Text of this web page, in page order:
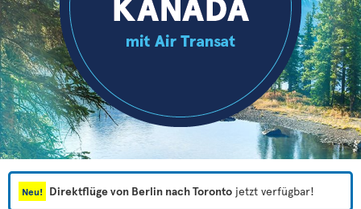
Neu! Direktflüge von Berlin nach Toronto jetzt verfügbar!